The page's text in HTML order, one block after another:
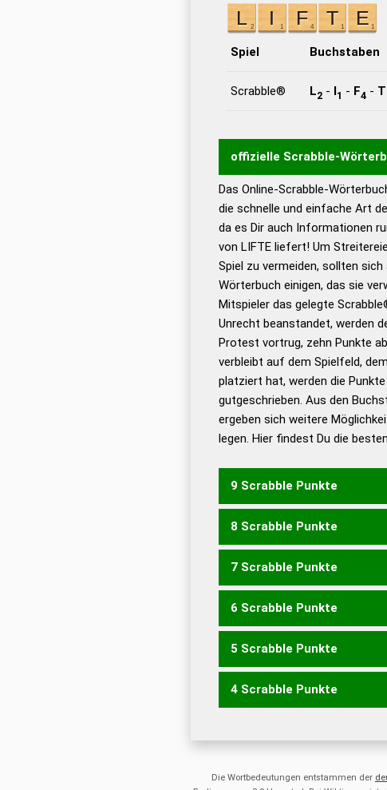
Spiel Buchstaben
Scrabble® L2- I1 - F4 - T
offizielle Scrabble-
Wortwurzel liefert mit Hilfe
Wortanalyse-Algorithmus
Wortbedeutung,
Gültigkeit eines Wortes für
bestimmen! zugelassene
Wörterbücher sind:
Duden –
Bänden
Duden
Deutsch
Duden –
Duden –
Universalwörterbuch
Das Online-Scrabble-
die schnelle und einfache Art
da es Dir auch Informationen
von LIFTE liefert! Um
Spiel zu vermeiden, sollten
Wörterbuch einigen, das sie
Mitspieler das gelegte
Unrecht beanstandet, werden
Protest vortrug, zehn Punkte
verbleibt auf dem Spielfeld,
platziert hat, werden die
gutgeschrieben. Aus den
ergeben sich weitere
legen. Hier findest Du die
9 Scrabble Punkte
FEILT FIELT FILET LIEFT
8 Scrabble Punkte
ELFT FEIL FIEL FILE
7 Scrabble Punkte
ELF FEIT FITE TIEF
6 Scrabble Punkte
FEI FIT
5 Scrabble Punkte
EILT LEIT TEIL
4 Scrabble Punkte
Die Wortbedeutungen entstammen der